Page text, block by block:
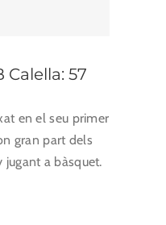
Calella: 57
en el seu primer
gran part dels
a bàsquet.